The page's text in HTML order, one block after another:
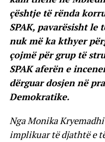
çështje të rënda
SPAK, pavarësisht le
nuk më ka kthyer
çojmë për grup të
SPAK aferën e
dërguar dosjen në
Demokratike.
Nga Monika
implikuar të djathtë e